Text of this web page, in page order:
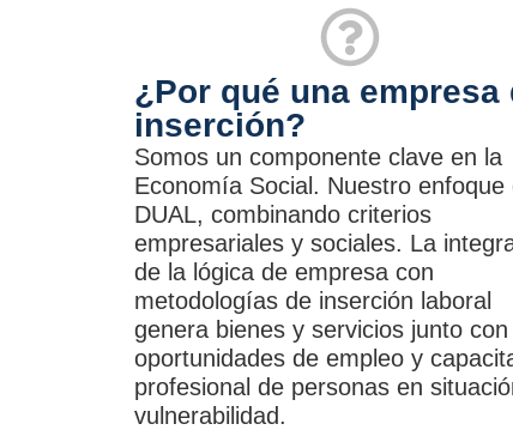
¿Por qué una empresa
inserción?
Somos un componente clave en la
Economía Social. Nuestro enfoque
DUAL, combinando criterios
empresariales y sociales. La
de la lógica de empresa con
metodologías de inserción laboral
genera bienes y servicios junto
oportunidades de empleo y
profesional de personas en
vulnerabilidad.